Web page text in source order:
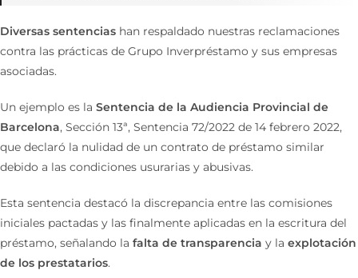
Diversas sentencias han respaldado nuestras reclamaciones
contra las prácticas de Grupo Inverpréstamo y sus empresas
asociadas.
Un ejemplo es la Sentencia de la Audiencia Provincial de
Barcelona, Sección 13ª, Sentencia 72/2022 de 14 febrero 2022,
que declaró la nulidad de un contrato de préstamo similar
debido a las condiciones usurarias y abusivas.
Esta sentencia destacó la discrepancia entre las comisiones
iniciales pactadas y las finalmente aplicadas en la escritura del
préstamo, señalando la falta de transparencia y la explotación
de los prestatarios​.